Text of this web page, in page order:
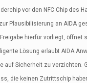
vor den NFC Chip des
Plausibilisierung an AIDA
hierfür vorliegt, öffnet
Lösung erlaubt AIDA
auf Sicherheit zu verzichten.
die keinen Zutrittschip